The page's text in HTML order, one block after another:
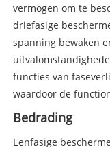
vermogen om te
driefasige
spanning bewaken
functies van
waardoor de
Bedrading
Eenfasige